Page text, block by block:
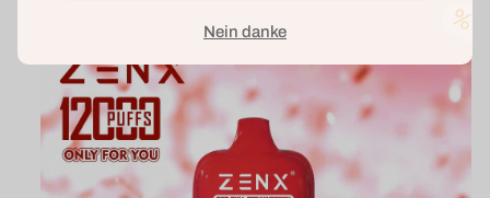
Nein danke